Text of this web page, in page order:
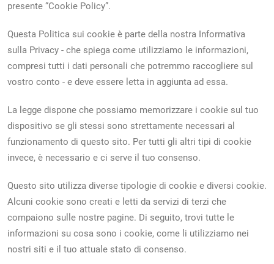
presente “Cookie Policy”.
Questa Politica sui cookie è parte della nostra Informativa
sulla Privacy - che spiega come utilizziamo le informazioni,
compresi tutti i dati personali che potremmo raccogliere sul
vostro conto - e deve essere letta in aggiunta ad essa.
La legge dispone che possiamo memorizzare i cookie sul tuo
dispositivo se gli stessi sono strettamente necessari al
funzionamento di questo sito. Per tutti gli altri tipi di cookie
invece, è necessario e ci serve il tuo consenso.
Questo sito utilizza diverse tipologie di cookie e diversi cookie.
Alcuni cookie sono creati e letti da servizi di terzi che
compaiono sulle nostre pagine. Di seguito, trovi tutte le
informazioni su cosa sono i cookie, come li utilizziamo nei
nostri siti e il tuo attuale stato di consenso.